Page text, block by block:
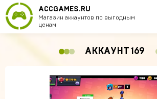
ACCGAMES.RU
Магазин аккаунтов по выгодным
ценам
АККАУНТ 169